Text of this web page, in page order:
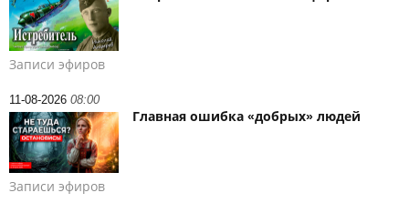
Записи эфиров
11-08-2026 08:00
Главная ошибка «добрых» людей
Записи эфиров